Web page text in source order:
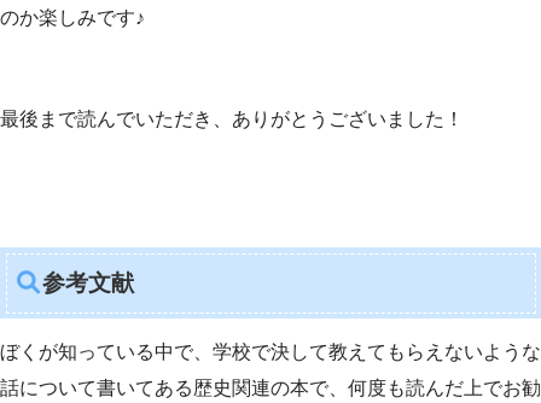
のか楽しみです♪
最後まで読んでいただき、ありがとうございました！
参考文献
ぼくが知っている中で、学校で決して教えてもらえないような
話について書いてある歴史関連の本で、何度も読んだ上でお勧